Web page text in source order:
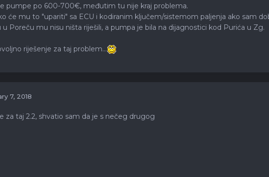
pumpe po 600-700€, međutim tu nije kraj problema.
će mu to "upariti" sa ECU i kodiranim ključem/sistemom paljenja ako sam
u Poreču mu nisu ništa riješili, a pumpa je bila na dijagnostici kod Purića u Zg.
riješenje za taj problem...
7, 2018
za taj 2.2, shvatio sam da je s nečeg drugog